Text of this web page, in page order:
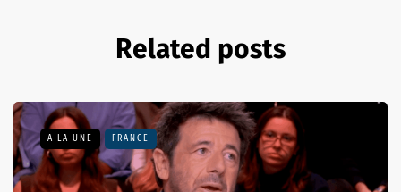
Related posts
A LA UNE FRANCE